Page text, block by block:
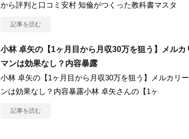
から評判と口コミ安村 知倫がつくった教科書マスタ
記事を読む
小林 卓矢の【1ヶ月目から月収30万を狙う】メルカ
マンは効果なし？内容暴露
小林 卓矢の【1ヶ月目から月収30万を狙う】メルカリ
ンは効果なし？内容暴露小林 卓矢さんの【1ヶ
記事を読む